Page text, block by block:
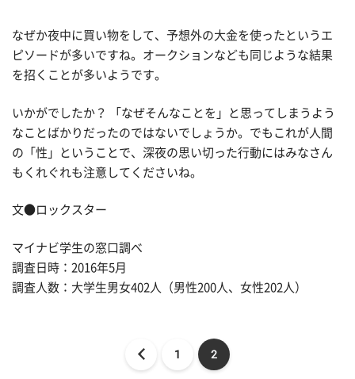
なぜか夜中に買い物をして、予想外の大金を使ったというエ
ピソードが多いですね。オークションなども同じような結果
を招くことが多いようです。
いかがでしたか？ 「なぜそんなことを」と思ってしまうよう
なことばかりだったのではないでしょうか。でもこれが人間
の「性」ということで、深夜の思い切った行動にはみなさん
もくれぐれも注意してくださいね。
文●ロックスター
マイナビ学生の窓口調べ
調査日時：2016年5月
調査人数：大学生男女402人（男性200人、女性202人）
1 2